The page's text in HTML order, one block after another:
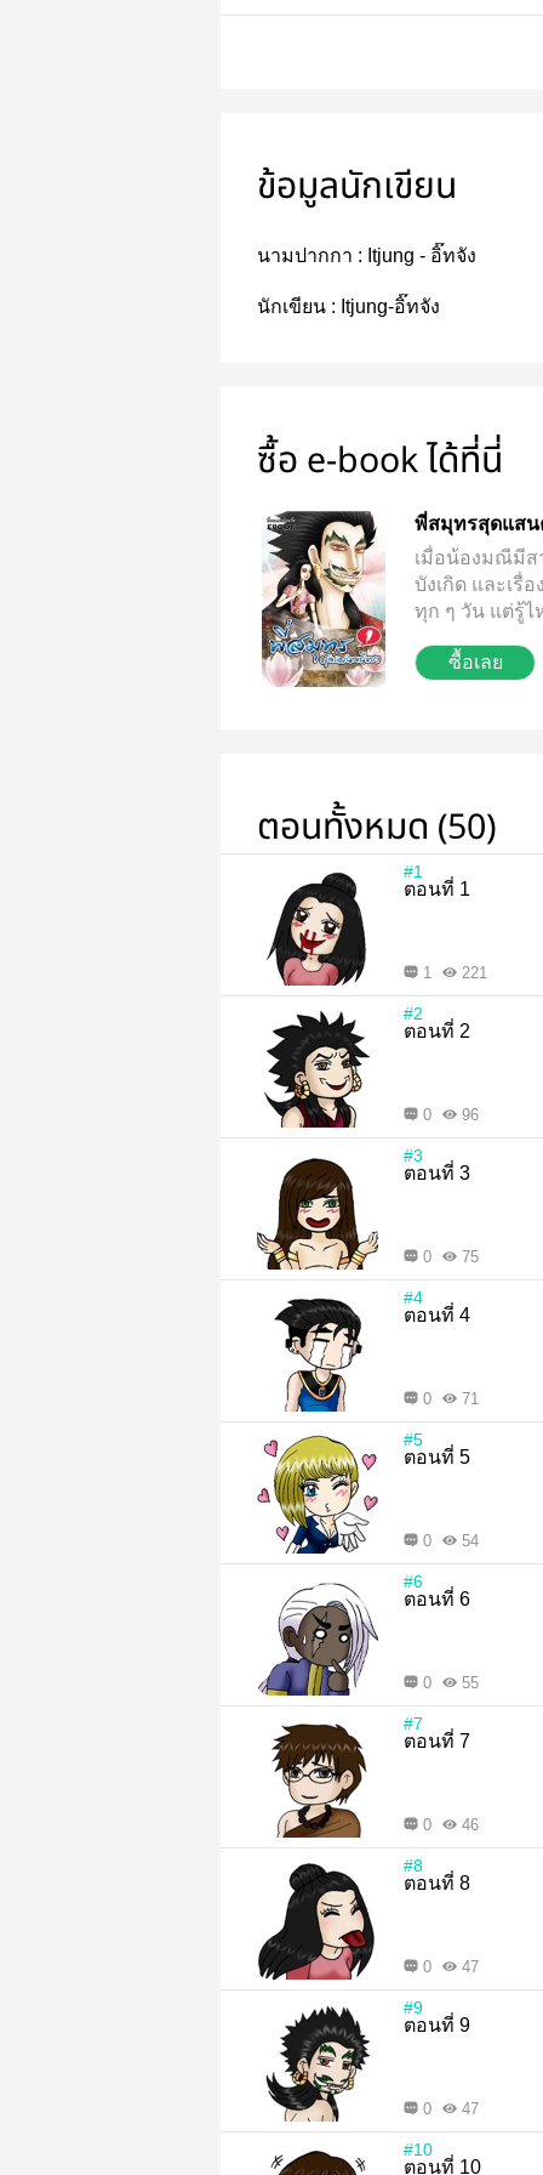
ข้อมูลนักเขียน
นามปากกา : Itjung - อิ๊ทจัง
นักเขียน : Itjung-อิ๊ทจัง
ซื้อ e-book ได้ที่นี่
พี่สมุทรสุดแสน
เมื่อน้องมณีมีส
บังเกิด และเรื่
ทุก ๆ วัน แต่รู้ไ
ล้อเลียนพระอ
ซื้อเลย
ตอนทั้งหมด (50)
#1
ตอนที่ 1
1 221
#2
ตอนที่ 2
0 96
#3
ตอนที่ 3
0 75
#4
ตอนที่ 4
0 71
#5
ตอนที่ 5
0 54
#6
ตอนที่ 6
0 55
#7
ตอนที่ 7
0 46
#8
ตอนที่ 8
0 47
#9
ตอนที่ 9
0 47
#10
ตอนที่ 10